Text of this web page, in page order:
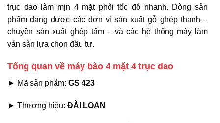
trục dao làm mịn 4 mặt phôi tốc độ nhanh. Dòng sản
phẩm đang được các đơn vị sản xuất gỗ ghép thanh –
chuyền sản xuất ghép tấm – và các hệ thống máy làm
ván sàn lựa chọn đầu tư.
Tổng quan về máy bào 4 mặt 4 trục dao
► Mã sản phẩm: GS 423
► Thương hiệu: ĐÀI LOAN